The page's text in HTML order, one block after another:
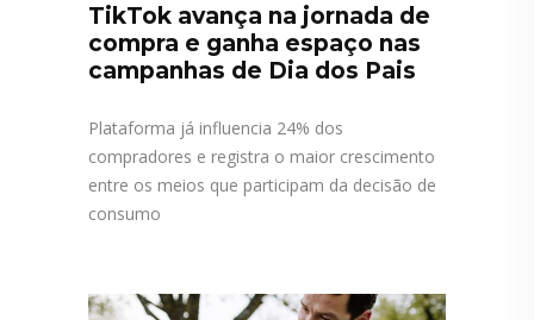
TikTok avança na jornada de
compra e ganha espaço nas
campanhas de Dia dos Pais
Plataforma já influencia 24% dos
compradores e registra o maior crescimento
entre os meios que participam da decisão de
consumo